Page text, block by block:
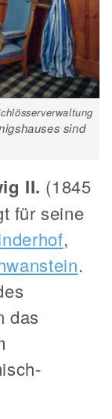
sind
II. (1845
für seine
,
.
das